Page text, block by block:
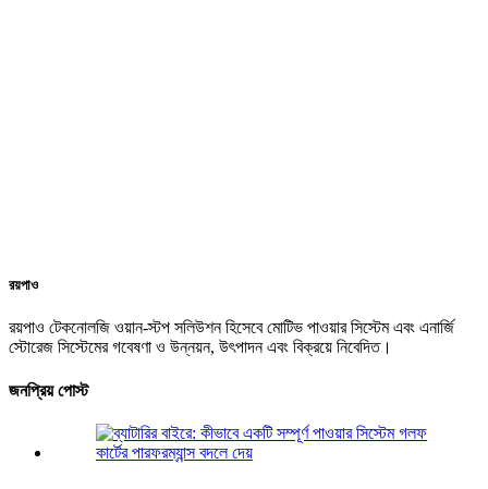
রয়পাও
রয়পাও টেকনোলজি ওয়ান-স্টপ সলিউশন হিসেবে মোটিভ পাওয়ার সিস্টেম এবং এনার্জি
স্টোরেজ সিস্টেমের গবেষণা ও উন্নয়ন, উৎপাদন এবং বিক্রয়ে নিবেদিত।
জনপ্রিয় পোস্ট